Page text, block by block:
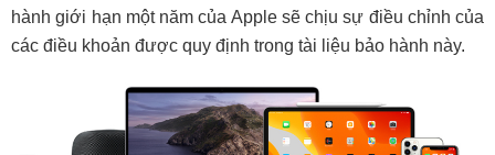
hành giới hạn một năm của Apple sẽ chịu sự điều chỉnh của
các điều khoản được quy định trong tài liệu bảo hành này.